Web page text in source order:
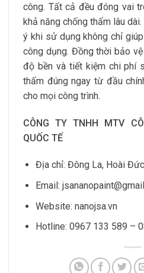
công. Tất cả đều đóng vai
khả năng chống thấm lâu
ý khi sử dụng không chỉ
công dụng. Đồng thời bảo
độ bền và tiết kiệm chi phí
thấm đúng ngay từ đầu
cho mọi công trình.
CÔNG TY TNHH MTV
QUỐC TẾ
Địa chỉ: Đông La, Hoài
Email:
Website: nanojsa.vn
Hotline: 0967 133 589 –